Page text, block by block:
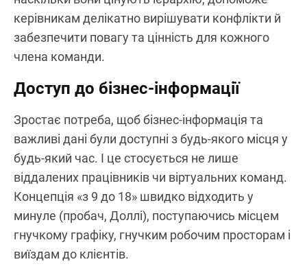
керівникам делікатно вирішувати конфлікти й
забезпечити повагу та цінність для кожного
члена команди.
Доступ до бізнес-інформації
Зростає потреба, щоб бізнес-інформація та
важливі дані були доступні з будь-якого місця у
будь-який час. І це стосується не лише
віддалених працівників чи віртуальних команд.
Концепція «з 9 до 18» швидко відходить у
минуле (пробач, Доллі), поступаючись місцем
гнучкому графіку, гнучким робочим просторам і
виїздам до клієнтів.